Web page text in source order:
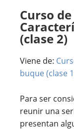
Curso
(clase 2)
Viene de:
buque (clase
Para ser
reunir una
presentan